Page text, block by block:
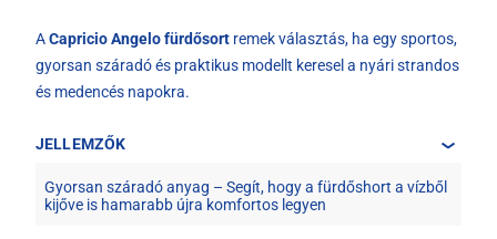
ACapricio Angelo fürdősort remek választás, ha egy sportos,
gyorsan száradó és praktikus modellt keresel a nyári strandos
és medencés napokra.
JELLEMZŐK
Gyorsan száradó anyag – Segít, hogy a fürdőshort a vízből
kijőve is hamarabb újra komfortos legyen